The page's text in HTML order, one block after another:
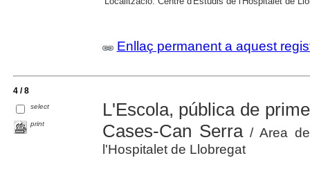
Enllaç permanent a aquest
4 / 8
select
print
L'Escola, pública de
Cases-Can Serra/ Area de
l'Hospitalet de Llobregat